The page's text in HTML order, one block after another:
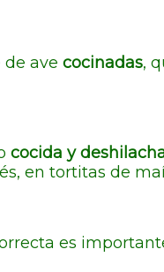
ave cocinadas,
cocida y
en tortitas de
es